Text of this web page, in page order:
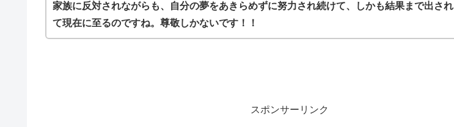
家族に反対されながらも、自分の夢をあきらめずに努力され続けて、しかも結果まで出され
て現在に至るのですね。尊敬しかないです！！
スポンサーリンク